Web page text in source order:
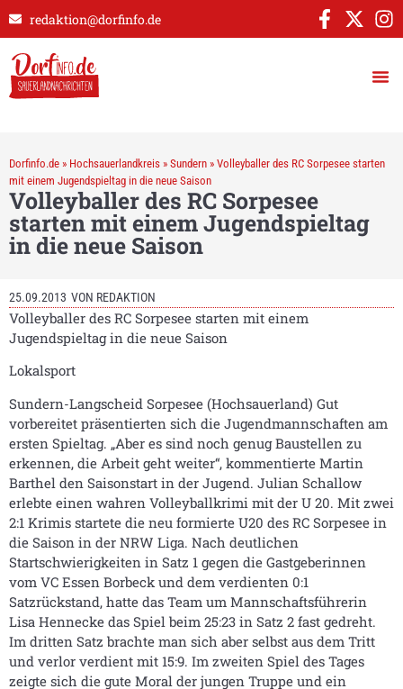
redaktion@dorfinfo.de
Dorfinfo.de » Hochsauerlandkreis » Sundern » Volleyballer des RC Sorpesee starten
mit einem Jugendspieltag in die neue Saison
Volleyballer des RC Sorpesee
starten mit einem Jugendspieltag
in die neue Saison
25.09.2013 VON REDAKTION
Volleyballer des RC Sorpesee starten mit einem
Jugendspieltag in die neue Saison
Lokalsport
Sundern-Langscheid Sorpesee (Hochsauerland) Gut
vorbereitet präsentierten sich die Jugendmannschaften am
ersten Spieltag. „Aber es sind noch genug Baustellen zu
erkennen, die Arbeit geht weiter“, kommentierte Martin
Barthel den Saisonstart in der Jugend. Julian Schallow
erlebte einen wahren Volleyballkrimi mit der U 20. Mit zwei
2:1 Krimis startete die neu formierte U20 des RC Sorpesee in
die Saison in der NRW Liga. Nach deutlichen
Startschwierigkeiten in Satz 1 gegen die Gastgeberinnen
vom VC Essen Borbeck und dem verdienten 0:1
Satzrückstand, hatte das Team um Mannschaftsführerin
Lisa Hennecke das Spiel beim 25:23 in Satz 2 fast gedreht.
Im dritten Satz brachte man sich aber selbst aus dem Tritt
und verlor verdient mit 15:9. Im zweiten Spiel des Tages
zeigte sich die gute Moral der jungen Truppe und ein